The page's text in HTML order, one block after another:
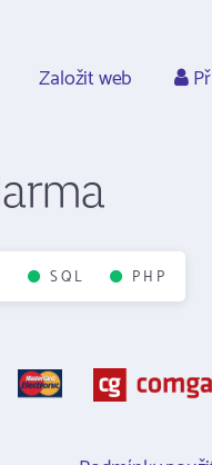
Založit web
SQL PHP